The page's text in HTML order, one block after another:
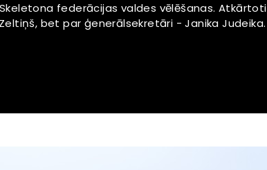
federācijas valdes vēlēšanas. Atkārtoti
bet par ģenerālsekretāri - Janika Judeika.